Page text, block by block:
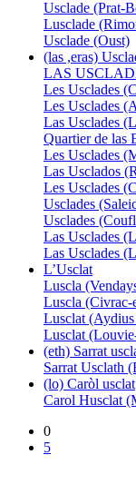
Usclade (Prat-
Lusclade
Usclade (Oust)
(las ,eras)
LAS
Les Usclades
Les Usclades
Las Usclades
Quartier de las
Les Usclades
Las Usclados
Les Usclades
Usclades
Usclades
Las Usclades
Las Usclades
L’Usclat
Luscla
Luscla (Civrac-
Lusclat
Lusclat
(eth) Sarrat
Sarrat Usclath
(lo) Caròl usclat
Carol Husclat
0
5